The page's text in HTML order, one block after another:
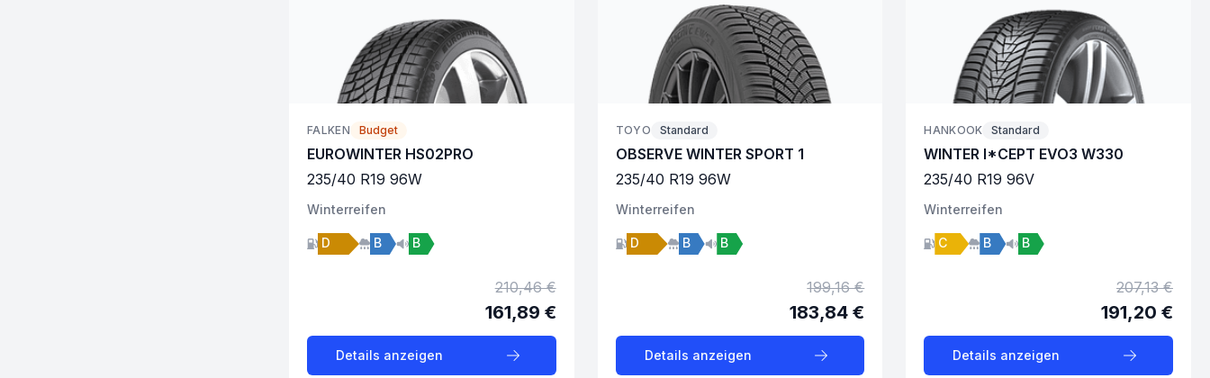
FALKEN Budget
EUROWINTER HS02PRO
235/40 R19 96W
Winterreifen
D B B
210,46 €
161,89 €
Details anzeigen
TOYO Standard
OBSERVE WINTER SPORT 1
235/40 R19 96W
Winterreifen
D B B
199,16 €
183,84 €
Details anzeigen
HANKOOK Standard
WINTER I*CEPT EVO3 W330
235/40 R19 96V
Winterreifen
C B B
207,13 €
191,20 €
Details anzeigen